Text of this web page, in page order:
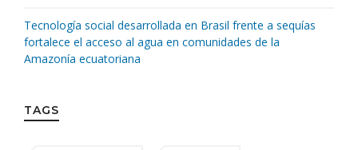
Tecnología social desarrollada en Brasil frente a sequías
fortalece el acceso al agua en comunidades de la
Amazonía ecuatoriana
TAGS